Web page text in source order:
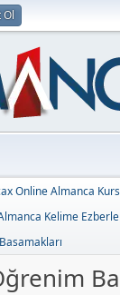
Ol
Online Almanca
Kelime